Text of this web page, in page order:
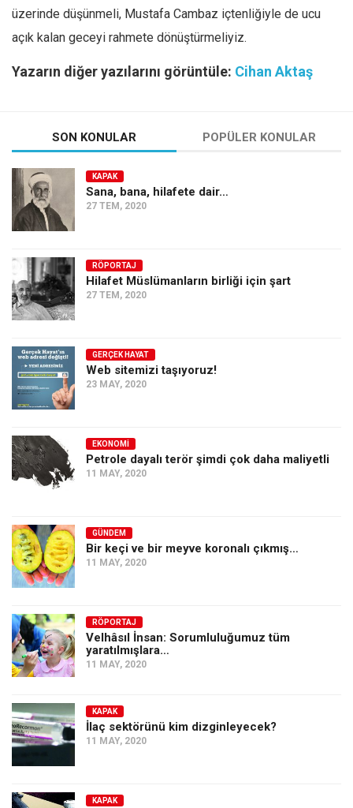
üzerinde düşünmeli, Mustafa Cambaz içtenliğiyle de ucu
açık kalan geceyi rahmete dönüştürmeliyiz.
Yazarın diğer yazılarını görüntüle: Cihan Aktaş
SON KONULAR POPÜLER KONULAR
KAPAK
Sana, bana, hilafete dair…
27 TEM, 2020
RÖPORTAJ
Hilafet Müslümanların birliği için şart
27 TEM, 2020
GERÇEK HAYAT
Web sitemizi taşıyoruz!
23 MAY, 2020
EKONOMI
Petrole dayalı terör şimdi çok daha maliyetli
11 MAY, 2020
GÜNDEM
Bir keçi ve bir meyve koronalı çıkmış…
11 MAY, 2020
RÖPORTAJ
Velhâsıl İnsan: Sorumluluğumuz tüm
yaratılmışlara…
11 MAY, 2020
KAPAK
İlaç sektörünü kim dizginleyecek?
11 MAY, 2020
KAPAK